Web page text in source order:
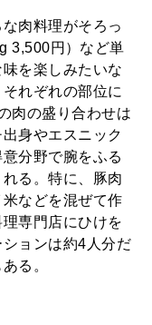
肉料理がそろっ
3,500円）など単
を楽しみたいな
れぞれの部位に
肉の盛り合わせは
身やエスニック
分野で腕をふる
る。特に、豚肉
などを混ぜて作
専門店にひけを
ョンは約4人分だ
る。